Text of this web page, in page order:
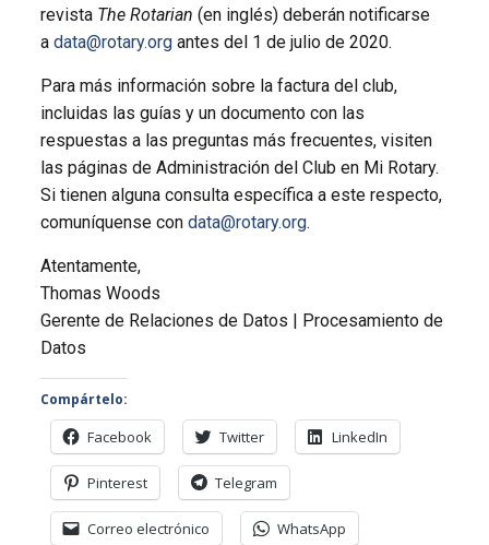
revista The Rotarian (en inglés) deberán notificarse
a data@rotary.organtes del 1 de julio de 2020.
Para más información sobre la factura del club,
incluidas las guías y un documento con las
respuestas a las preguntas más frecuentes, visiten
las páginas de Administración del Club en Mi Rotary.
Si tienen alguna consulta específica a este respecto,
comuníquense con data@rotary.org.
Atentamente,
Thomas Woods
Gerente de Relaciones de Datos | Procesamiento de
Datos
Compártelo:
Facebook Twitter LinkedIn
Pinterest Telegram
Correo electrónico WhatsApp